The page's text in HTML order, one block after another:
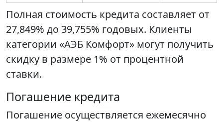
Полная стоимость кредита составляет от
27,849% до 39,755% годовых. Клиенты
категории «АЭБ Комфорт» могут получить
скидку в размере 1% от процентной
ставки.
Погашение кредита
Погашение осуществляется ежемесячно